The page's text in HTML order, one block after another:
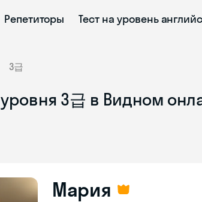
Репетиторы Тест на уровень
3급
3급 в Видном
Мария